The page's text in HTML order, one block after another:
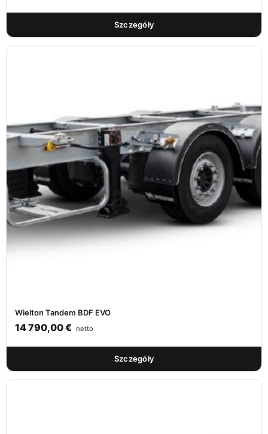
Szczegóły
Wielton Tandem BDF EVO
14 790,00€ netto
Szczegóły